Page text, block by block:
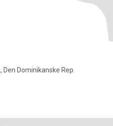
Den Dominikanske Rep.